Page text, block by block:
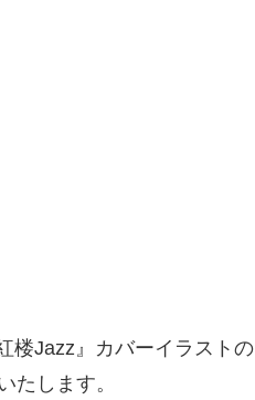
楼Jazz』カバーイラストの
たします。